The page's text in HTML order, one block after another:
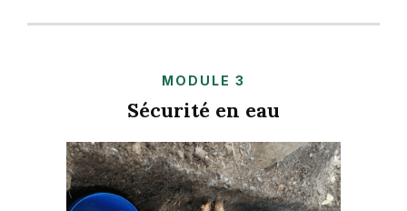
MODULE 3
Sécurité en eau